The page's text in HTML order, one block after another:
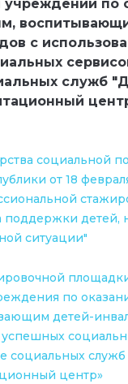
учреждений по
с
служб
социальной
от 18
детей,
ситуации"
по
детей-
социальных
центр»